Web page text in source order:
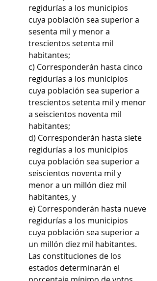
regidurías a los municipios
cuya población sea superior a
sesenta mil y menor a
trescientos setenta mil
habitantes;
c) Corresponderán hasta cinco
regidurías a los municipios
cuya población sea superior a
trescientos setenta mil y menor
a seiscientos noventa mil
habitantes;
d) Corresponderán hasta siete
regidurías a los municipios
cuya población sea superior a
seiscientos noventa mil y
menor a un millón diez mil
habitantes, y
e) Corresponderán hasta nueve
regidurías a los municipios
cuya población sea superior a
un millón diez mil habitantes.
Las constituciones de los
estados determinarán el